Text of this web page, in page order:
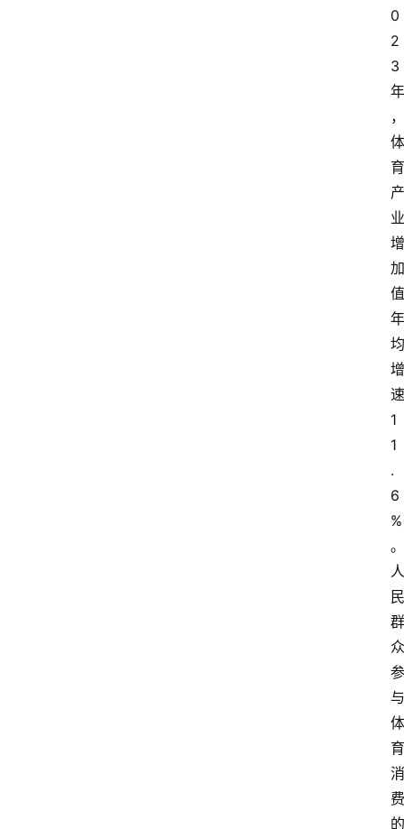
0
2
3
年
，
体
育
产
业
增
加
值
年
均
增
速
1
1
.
6
%
。
人
民
群
众
参
与
体
育
消
费
的